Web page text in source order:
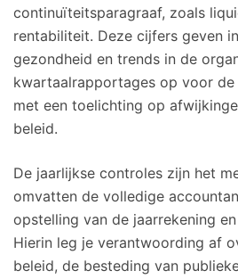
continuïteitsparagraaf, zoals
rentabiliteit. Deze cijfers geven
gezondheid en trends in de
kwartaalrapportages op voor de
met een toelichting op
beleid.
De jaarlijkse controles zijn het
omvatten de volledige
opstelling van de jaarrekening
Hierin leg je verantwoording af
beleid, de besteding van